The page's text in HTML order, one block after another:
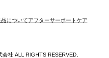
についてアフターサーポートケア
社 ALL RIGHTS RESERVED.